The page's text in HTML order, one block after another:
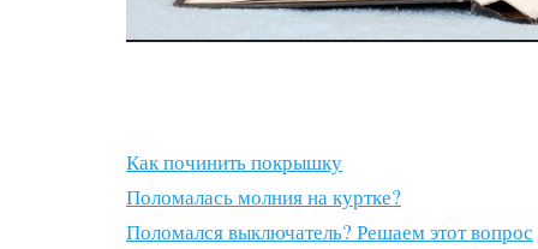
Как починить покрышку
Поломалась молния на куртке?
Поломался выключатель? Решаем этот вопрос